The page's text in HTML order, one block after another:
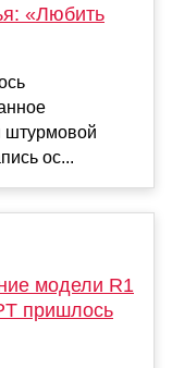
«Любить
штурмовой
ос...
модели R1
пришлось